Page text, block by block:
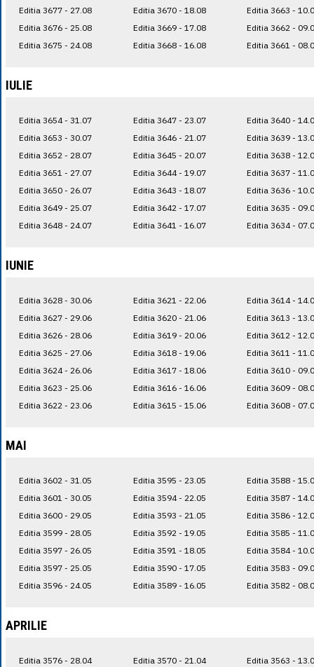
Editia 3677 - 27.08
Editia 3676 - 25.08
Editia 3675 - 24.08
Editia 3670 - 18.08
Editia 3669 - 17.08
Editia 3668 - 16.08
Editia 3663 -
Editia 3662 -
Editia 3661 -
IULIE
Editia 3654 - 31.07
Editia 3653 - 30.07
Editia 3652 - 28.07
Editia 3651 - 27.07
Editia 3650 - 26.07
Editia 3649 - 25.07
Editia 3648 - 24.07
Editia 3647 - 23.07
Editia 3646 - 21.07
Editia 3645 - 20.07
Editia 3644 - 19.07
Editia 3643 - 18.07
Editia 3642 - 17.07
Editia 3641 - 16.07
Editia 3640 -
Editia 3639 -
Editia 3638 -
Editia 3637 -
Editia 3636 -
Editia 3635 -
Editia 3634 -
IUNIE
Editia 3628 - 30.06
Editia 3627 - 29.06
Editia 3626 - 28.06
Editia 3625 - 27.06
Editia 3624 - 26.06
Editia 3623 - 25.06
Editia 3622 - 23.06
Editia 3621 - 22.06
Editia 3620 - 21.06
Editia 3619 - 20.06
Editia 3618 - 19.06
Editia 3617 - 18.06
Editia 3616 - 16.06
Editia 3615 - 15.06
Editia 3614 -
Editia 3613 -
Editia 3612 -
Editia 3611 -
Editia 3610 -
Editia 3609 -
Editia 3608 -
MAI
Editia 3602 - 31.05
Editia 3601 - 30.05
Editia 3600 - 29.05
Editia 3599 - 28.05
Editia 3597 - 26.05
Editia 3597 - 25.05
Editia 3596 - 24.05
Editia 3595 - 23.05
Editia 3594 - 22.05
Editia 3593 - 21.05
Editia 3592 - 19.05
Editia 3591 - 18.05
Editia 3590 - 17.05
Editia 3589 - 16.05
Editia 3588 -
Editia 3587 -
Editia 3586 -
Editia 3585 -
Editia 3584 -
Editia 3583 -
Editia 3582 -
APRILIE
Editia 3576 - 28.04 Editia 3570 - 21.04 Editia 3563 -